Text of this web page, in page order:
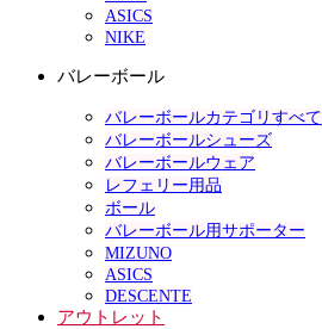
ASICS
NIKE
バレーボール
バレーボールカテゴリすべて
バレーボールシューズ
バレーボールウェア
レフェリー用品
ボール
バレーボール用サポーター
MIZUNO
ASICS
DESCENTE
アウトレット